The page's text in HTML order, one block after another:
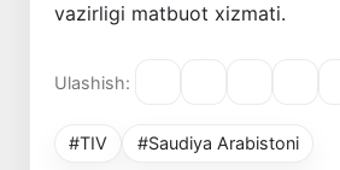
vazirligi matbuot xizmati.
Ulashish:
#TIV #Saudiya Arabistoni